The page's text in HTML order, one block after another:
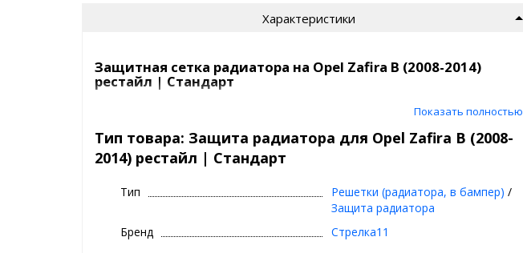
Характеристики
Защитная сетка радиатора на Opel Zafira B (2008-2014)
рестайл | Стандарт
Сетка на радиатор Opel Zafira B (2008-2014) рестайл защитит ваш автомобиль от
насекомых, камней, мусора и выглядит просто отлично!
Самый продаваемый вариант среди защитных сеток на сегодня.
СТАНДАРТ
кант сетки:квадратный, из резины (10x5 мм)
Показать полностью
Тип товара: Защита радиатора для Opel Zafira B (2008-
2014) рестайл | Стандарт
Тип Решетки (радиатора, в бампер) /
Защита радиатора
Бренд
Стрелка11